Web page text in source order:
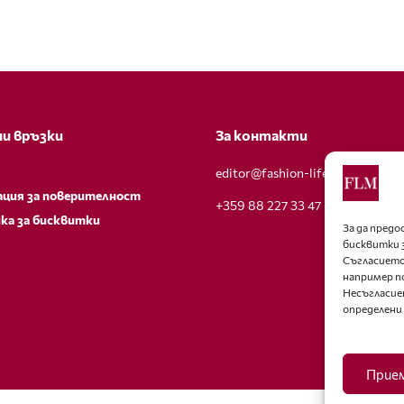
За да
бисквитки
например
връзки
за поверителност
за бисквитки
За контакти
editor@fashion-lifestyle.net
+359 88 227 33 47